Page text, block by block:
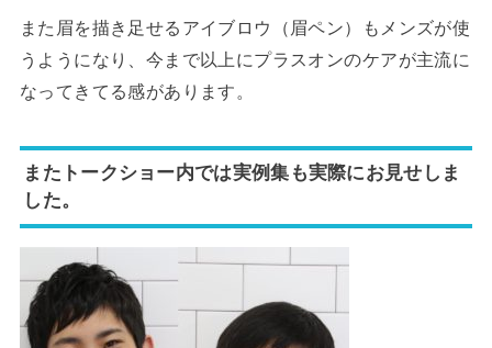
また眉を描き足せるアイブロウ（眉ペン）もメンズが使
うようになり、今まで以上にプラスオンのケアが主流に
なってきてる感があります。
またトークショー内では実例集も実際にお見せしま
した。